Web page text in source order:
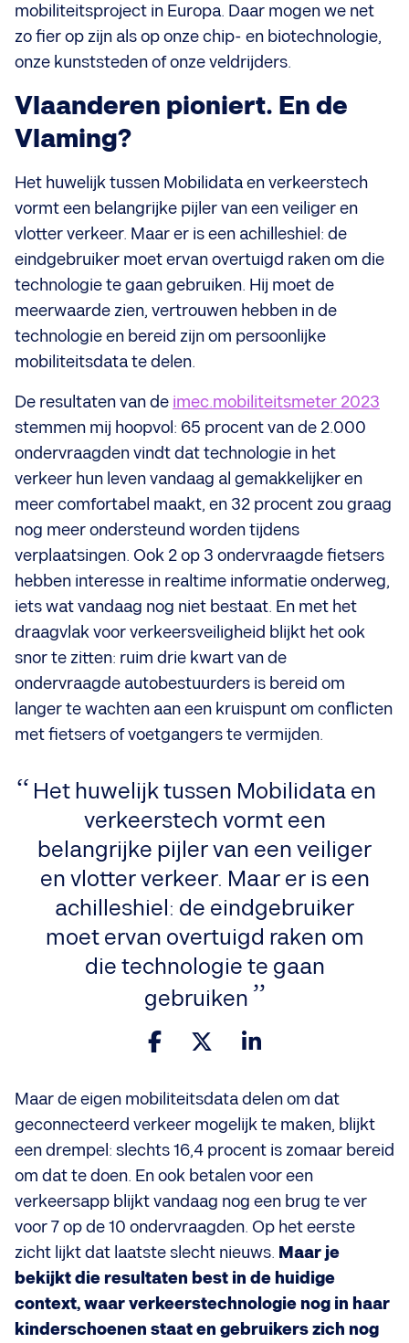
mobiliteitsproject in Europa. Daar mogen we net
zo fier op zijn als op onze chip- en biotechnologie,
onze kunststeden of onze veldrijders.
Vlaanderen pioniert. En de
Vlaming?
Het huwelijk tussen Mobilidata en verkeerstech
vormt een belangrijke pijler van een veiliger en
vlotter verkeer. Maar er is een achilleshiel: de
eindgebruiker moet ervan overtuigd raken om die
technologie te gaan gebruiken. Hij moet de
meerwaarde zien, vertrouwen hebben in de
technologie en bereid zijn om persoonlijke
mobiliteitsdata te delen.
De resultaten van de imec.mobiliteitsmeter 2023
stemmen mij hoopvol: 65 procent van de 2.000
ondervraagden vindt dat technologie in het
verkeer hun leven vandaag al gemakkelijker en
meer comfortabel maakt, en 32 procent zou graag
nog meer ondersteund worden tijdens
verplaatsingen. Ook 2 op 3 ondervraagde fietsers
hebben interesse in realtime informatie onderweg,
iets wat vandaag nog niet bestaat. En met het
draagvlak voor verkeersveiligheid blijkt het ook
snor te zitten: ruim drie kwart van de
ondervraagde autobestuurders is bereid om
langer te wachten aan een kruispunt om conflicten
met fietsers of voetgangers te vermijden.
Het huwelijk tussen Mobilidata en
verkeerstech vormt een
belangrijke pijler van een veiliger
en vlotter verkeer. Maar er is een
achilleshiel: de eindgebruiker
moet ervan overtuigd raken om
die technologie te gaan
gebruiken
Maar de eigen mobiliteitsdata delen om dat
geconnecteerd verkeer mogelijk te maken, blijkt
een drempel: slechts 16,4 procent is zomaar bereid
om dat te doen. En ook betalen voor een
verkeersapp blijkt vandaag nog een brug te ver
voor 7 op de 10 ondervraagden. Op het eerste
zicht lijkt dat laatste slecht nieuws. Maar je
bekijkt die resultaten best in de huidige
context, waar verkeerstechnologie nog in haar
kinderschoenen staat en gebruikers zich nog